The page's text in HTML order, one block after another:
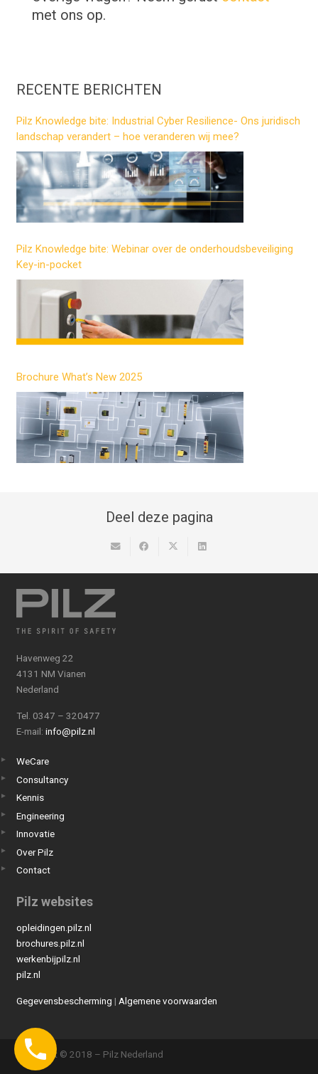
met ons op.
RECENTE BERICHTEN
Pilz Knowledge bite: Industrial Cyber Resilience- Ons juridisch
landschap verandert – hoe veranderen wij mee?
Pilz Knowledge bite: Webinar over de onderhoudsbeveiliging
Key-in-pocket
Brochure What’s New 2025
Deel deze pagina
Havenweg 22
4131 NM Vianen
Nederland
Tel. 0347 – 320477
E-mail: info@pilz.nl
WeCare
Consultancy
Kennis
Engineering
Innovatie
Over Pilz
Contact
Pilz websites
opleidingen.pilz.nl
brochures.pilz.nl
werkenbijpilz.nl
pilz.nl
Gegevensbescherming | Algemene voorwaarden
Copyright © 2018 – Pilz Nederland